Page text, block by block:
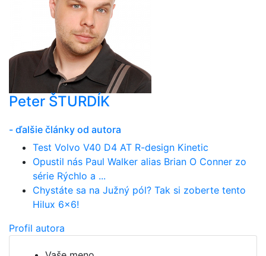
Peter ŠTURDÍK
- ďalšie články od autora
Test Volvo V40 D4 AT R-design Kinetic
Opustil nás Paul Walker alias Brian O Conner zo
série Rýchlo a ...
Chystáte sa na Južný pól? Tak si zoberte tento
Hilux 6x6!
Profil autora